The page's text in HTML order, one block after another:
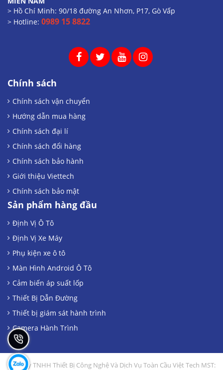
> Hồ Chí Minh: 90/18 đường An Nhơn, P17, Gò Vấp
> Hotline: 0989 15 8822
Chính sách
Chính sách vận chuyển
Hướng dẫn mua hàng
Chính sách đại lí
Chính sách đổi hàng
Chính sách bảo hành
Giới thiệu Viettech
Chính sách bảo mật
Sản phẩm hàng đầu
Định Vị Ô Tô
Định Vị Xe Máy
Phụ kiện xe ô tô
Màn Hình Android Ô Tô
Cảm biến áp suất lốp
Thiết Bị Dẫn Đường
Thiết bị giám sát hành trình
Camera Hành Trình
Công Ty TNHH Thiết Bị Công Nghệ Và Dịch Vụ Toàn Cầu Việt Tech MST: